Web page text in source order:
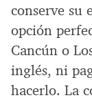
conserve su
opción
Cancún o
inglés, ni
hacerlo. La